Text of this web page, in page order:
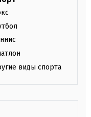
виды спорта